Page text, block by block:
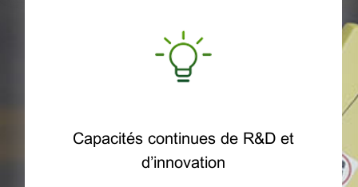
Capacités continues de R&D et
d’innovation